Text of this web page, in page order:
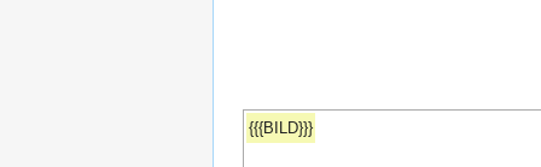
{{{BILD}}}